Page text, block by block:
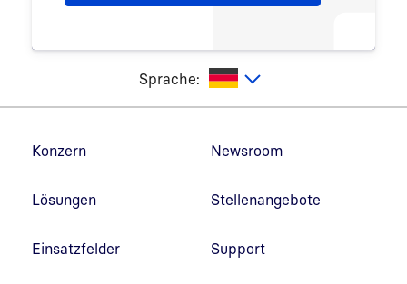
Sprache:
Konzern
Lösungen
Einsatzfelder
Newsroom
Stellenangebote
Support